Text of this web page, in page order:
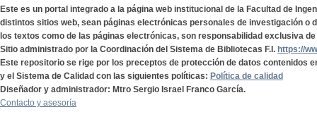
Este es un portal integrado a la página web institucional de la Facultad de
distintos sitios web, sean páginas electrónicas personales de investigación o
los textos como de las páginas electrónicas, son responsabilidad exclusiva
Sitio administrado por la Coordinación del Sistema de Bibliotecas F.I. https://
Este repositorio se rige por los preceptos de protección de datos contenidos
y el Sistema de Calidad con las siguientes políticas: Política de calidad
Diseñador y administrador: Mtro Sergio Israel Franco García.
Contacto y asesoría